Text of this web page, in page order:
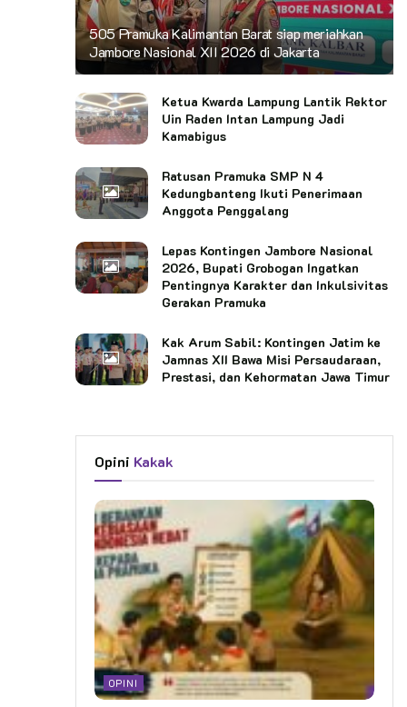
505 Pramuka Kalimantan Barat siap meriahkan
Jambore Nasional XII 2026 di Jakarta
Ketua Kwarda Lampung Lantik Rektor
Uin Raden Intan Lampung Jadi
Kamabigus
Ratusan Pramuka SMP N 4
Kedungbanteng Ikuti Penerimaan
Anggota Penggalang
Lepas Kontingen Jambore Nasional
2026, Bupati Grobogan Ingatkan
Pentingnya Karakter dan Inkulsivitas
Gerakan Pramuka
Kak Arum Sabil: Kontingen Jatim ke
Jamnas XII Bawa Misi Persaudaraan,
Prestasi, dan Kehormatan Jawa Timur
Opini Kakak
OPINI